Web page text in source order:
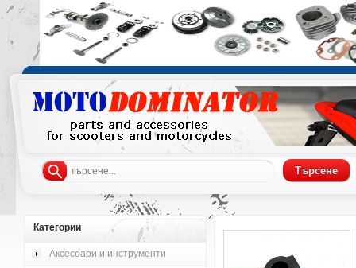
Категории
Аксесоари и инструменти